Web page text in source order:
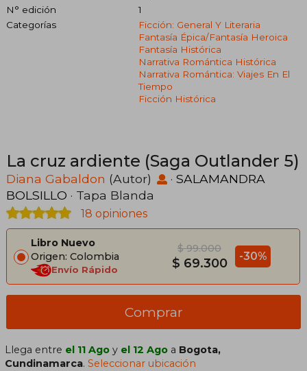
N° edición
1
Categorías
Ficción: General Y Literaria
Fantasía Épica/fantasía Heroica
Fantasía Histórica
Narrativa Romántica Histórica
Narrativa Romántica: Viajes En El
Tiempo
Ficción Histórica
La cruz ardiente (Saga Outlander 5)
Diana Gabaldon (Autor) · SALAMANDRA
BOLSILLO · Tapa Blanda
18 opiniones
Libro Nuevo
Origen: Colombia
Envío Rápido
$ 99.000
$ 69.300 -30%
Comprar
Llega entre el 11 Ago y el 12 Ago a Bogota,
Cundinamarca.Seleccionar ubicación